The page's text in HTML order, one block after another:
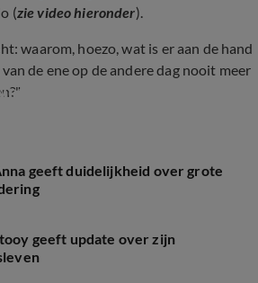
(zie video hieronder).
waarom, hoezo, wat is er aan de hand
de ene op de andere dag nooit meer
geeft duidelijkheid over grote
geeft update over zijn